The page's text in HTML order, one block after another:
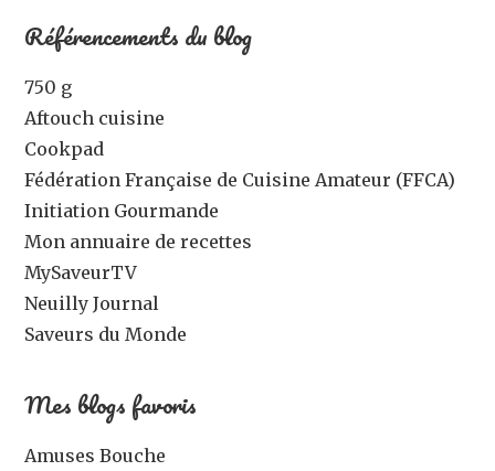
Référencements du blog
750 g
Aftouch cuisine
Cookpad
Fédération Française de Cuisine Amateur (FFCA)
Initiation Gourmande
Mon annuaire de recettes
MySaveurTV
Neuilly Journal
Saveurs du Monde
Mes blogs favoris
Amuses Bouche